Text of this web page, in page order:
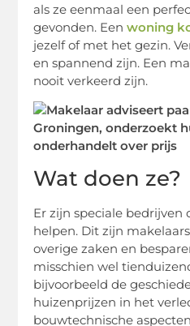
als ze eenmaal een
gevonden. Eenwoning
jezelf of met het gezin.
en spannend zijn. Een
nooit verkeerd zijn.
Wat doen ze?
Er zijn speciale bedrijven
helpen. Dit zijn
overige zaken en
misschien wel
bijvoorbeeld de
huizenprijzen in het
bouwtechnische